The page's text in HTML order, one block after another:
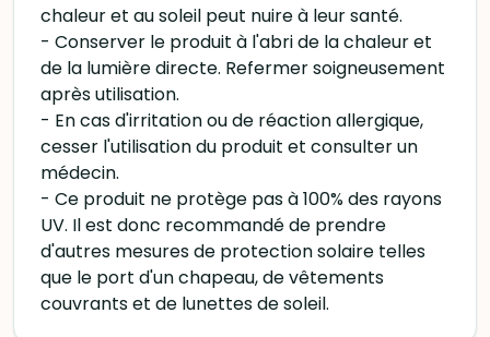
chaleur et au soleil peut nuire à leur santé.
- Conserver le produit à l'abri de la chaleur et
de la lumière directe. Refermer soigneusement
après utilisation.
- En cas d'irritation ou de réaction allergique,
cesser l'utilisation du produit et consulter un
médecin.
- Ce produit ne protège pas à 100% des rayons
UV. Il est donc recommandé de prendre
d'autres mesures de protection solaire telles
que le port d'un chapeau, de vêtements
couvrants et de lunettes de soleil.